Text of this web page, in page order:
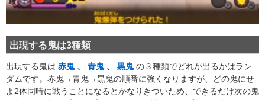
出現する鬼は3種類
出現する鬼は 赤鬼 、 青鬼 、 黒鬼 の３種類でどれが出るかはラン
ダムです。赤鬼→青鬼→黒鬼の順番に強くなりますが、どの鬼にせ
よ2体同時に戦うことになるとかなりきついため、できるだけ次の鬼